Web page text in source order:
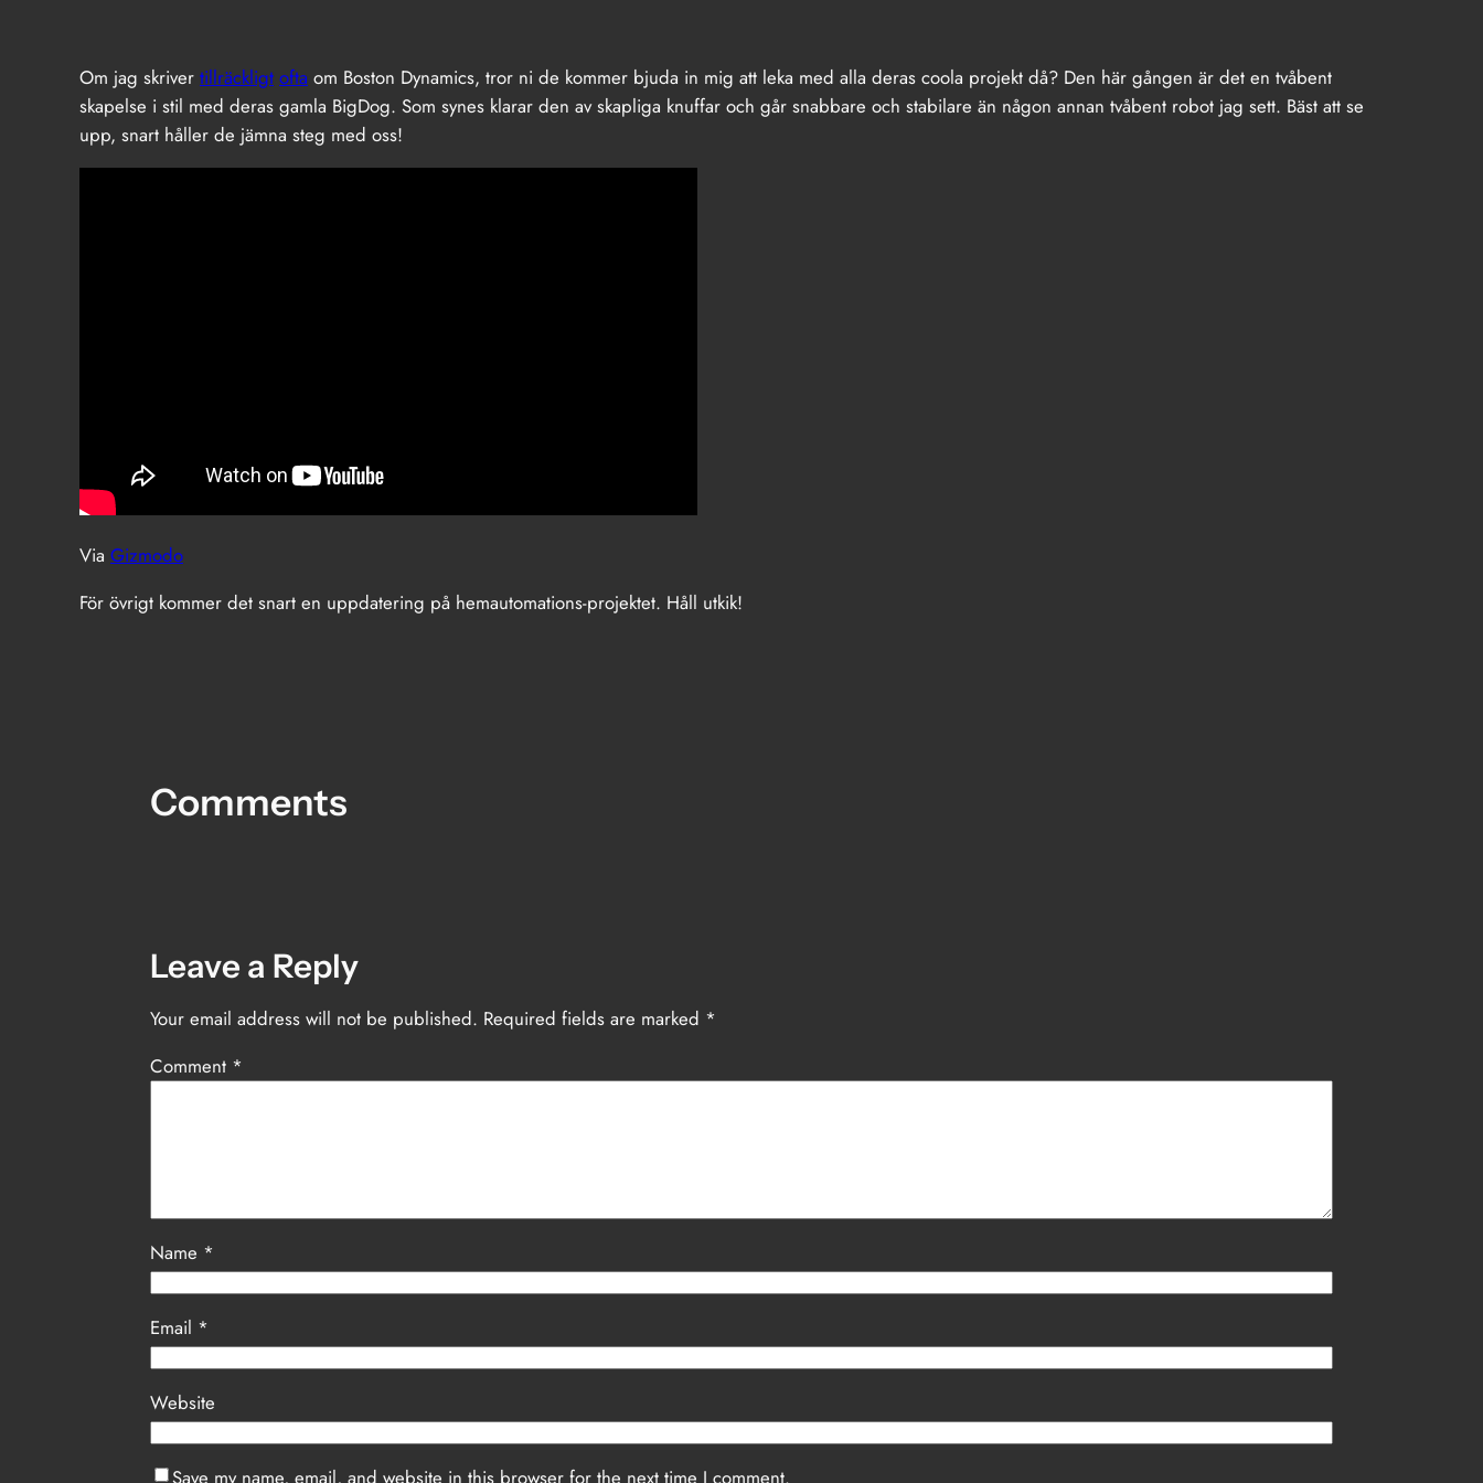
Om jag skriver tillräckligt ofta om Boston Dynamics, tror ni de kommer bjuda in mig att leka med alla deras coola projekt då? Den här gången är det en tvåbent
skapelse i stil med deras gamla BigDog. Som synes klarar den av skapliga knuffar och går snabbare och stabilare än någon annan tvåbent robot jag sett. Bäst att se
upp, snart håller de jämna steg med oss!
Via Gizmodo
För övrigt kommer det snart en uppdatering på hemautomations-projektet. Håll utkik!
Comments
Leave a Reply
Your email address will not be published. Required fields are marked *
Comment *
Name *
Email *
Website
Save my name, email, and website in this browser for the next time I comment.